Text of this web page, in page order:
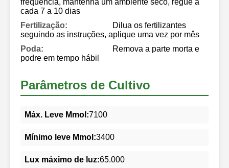
cada 7 a 10 dias
Fertilização:
Dilua os fertilizantes
seguindo as instruções, aplique uma vez por mês
Poda:
Remova a parte morta e
podre em tempo hábil
Parâmetros de Cultivo
Máx. Leve Mmol:7100
Mínimo leve Mmol:3400
Lux máximo de luz:65.000